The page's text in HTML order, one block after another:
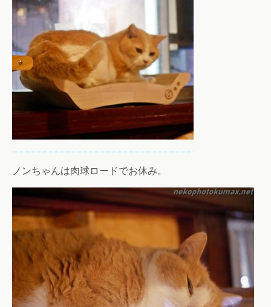
ノンちゃんは肉球ロードでお休み。